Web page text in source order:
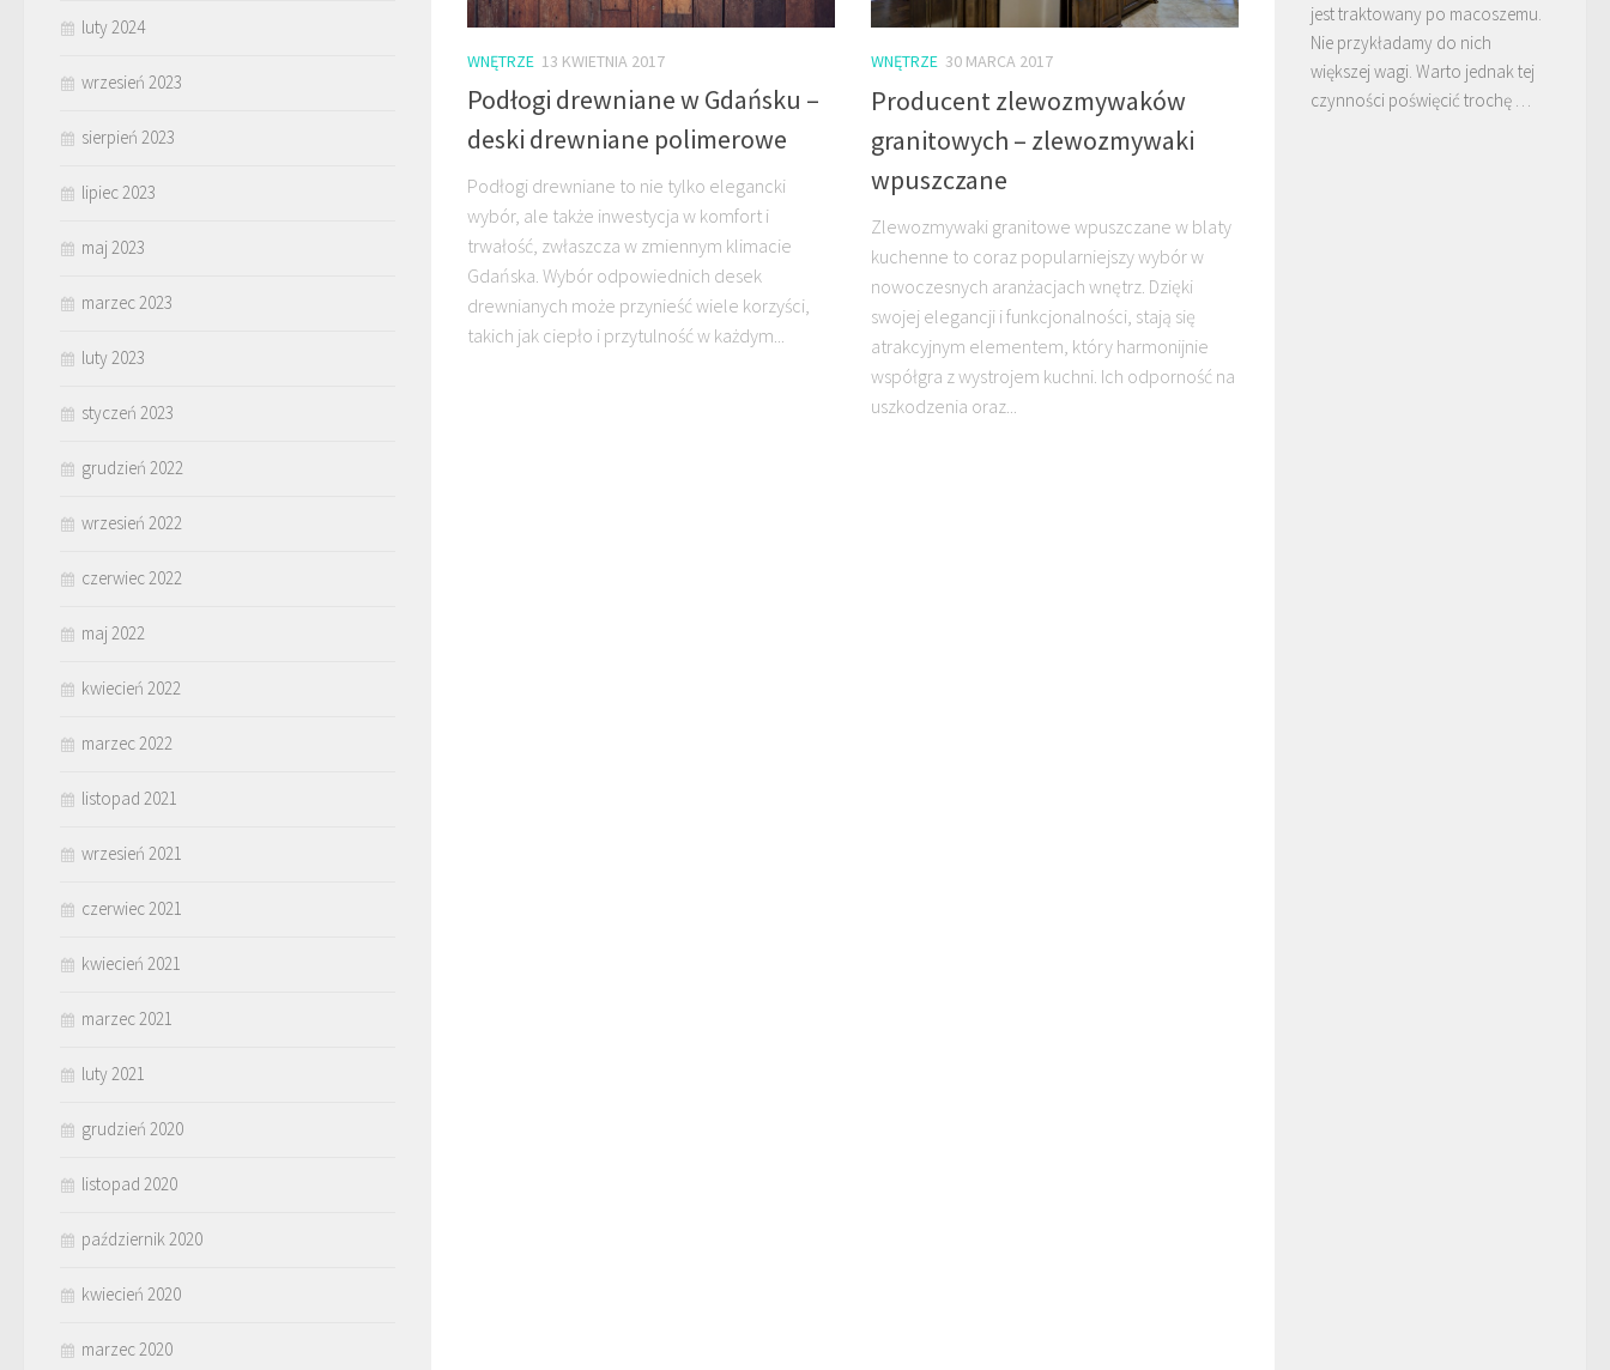
WNĘTRZE 13 KWIETNIA 2017
Podłogi drewniane w Gdańsku –
deski drewniane polimerowe
Podłogi drewniane to nie tylko elegancki
wybór, ale także inwestycja w komfort i
trwałość, zwłaszcza w zmiennym klimacie
Gdańska. Wybór odpowiednich desek
drewnianych może przynieść wiele korzyści,
takich jak ciepło i przytulność w każdym...
WNĘTRZE 30 MARCA 2017
Producent zlewozmywaków
granitowych – zlewozmywaki
wpuszczane
Zlewozmywaki granitowe wpuszczane w blaty
kuchenne to coraz popularniejszy wybór w
nowoczesnych aranżacjach wnętrz. Dzięki
swojej elegancji i funkcjonalności, stają się
atrakcyjnym elementem, który harmonijnie
współgra z wystrojem kuchni. Ich odporność na
uszkodzenia oraz...
luty 2024
wrzesień 2023
sierpień 2023
lipiec 2023
maj 2023
marzec 2023
luty 2023
styczeń 2023
grudzień 2022
wrzesień 2022
czerwiec 2022
maj 2022
kwiecień 2022
marzec 2022
listopad 2021
wrzesień 2021
czerwiec 2021
kwiecień 2021
marzec 2021
luty 2021
grudzień 2020
listopad 2020
październik 2020
kwiecień 2020
marzec 2020
jest traktowany po macoszemu.
Nie przykładamy do nich
większej wagi. Warto jednak tej
czynności poświęcić trochę …